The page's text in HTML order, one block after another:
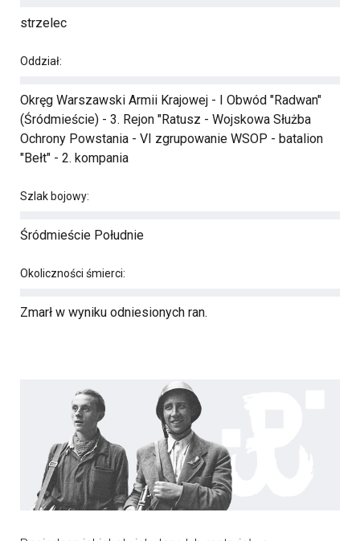
strzelec
Oddział:
Okręg Warszawski Armii Krajowej - I Obwód "Radwan"
(Śródmieście) - 3. Rejon "Ratusz - Wojskowa Służba
Ochrony Powstania - VI zgrupowanie WSOP - batalion
"Bełt" - 2. kompania
Szlak bojowy:
Śródmieście Południe
Okoliczności śmierci:
Zmarł w wyniku odniesionych ran.